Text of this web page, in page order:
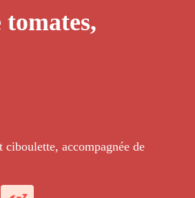
tomates,
ciboulette, accompagnée de